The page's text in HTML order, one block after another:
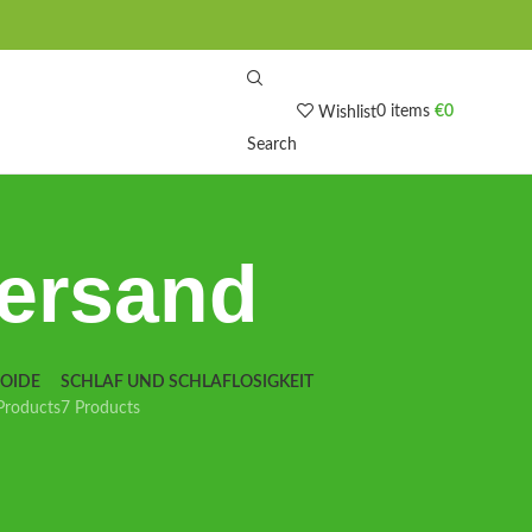
Search
Wishlist0 items €0
SCHLAF UND SCHLAFLOSIGKEIT
7 Products